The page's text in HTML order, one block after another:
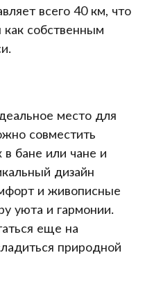
всего 40 км, что
как собственным
место для
совместить
бане или чане и
дизайн
и живописные
уюта и гармонии.
еще на
природной